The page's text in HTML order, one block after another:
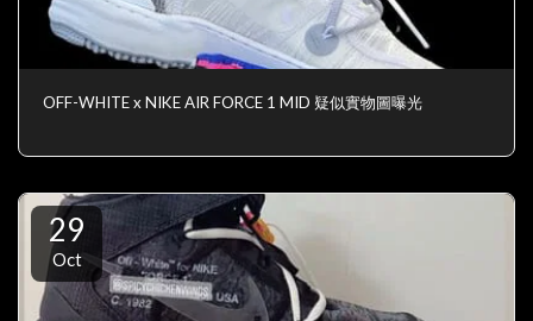
OFF-WHITE x NIKE AIR FORCE 1 MID 疑似實物圖曝光
29
Oct